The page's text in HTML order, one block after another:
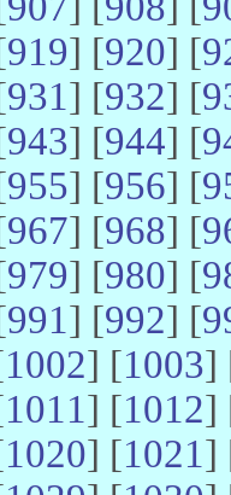
919] [920] [
931] [932] [
943] [944] [
955] [956] [
967] [968] [
979] [980] [
991] [992] [
1002] [1003]
1011] [1012]
1020] [1021]